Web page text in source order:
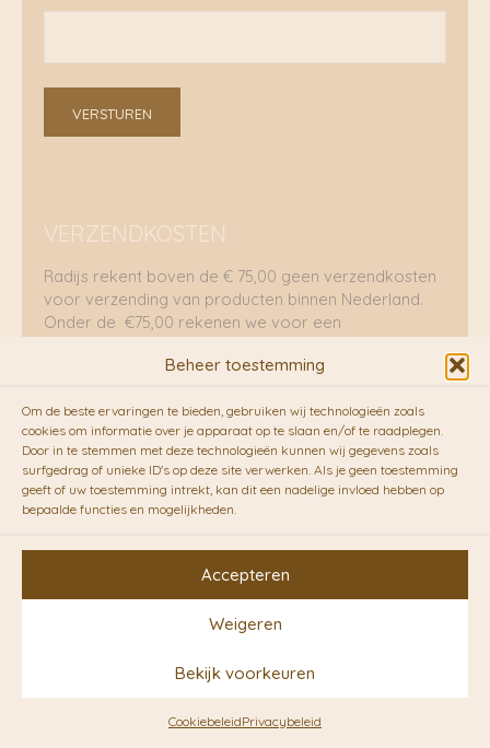
Beheer toestemming
Om de beste ervaringen te bieden, gebruiken wij technologieën zoals
cookies om informatie over je apparaat op te slaan en/of te raadplegen.
Door in te stemmen met deze technologieën kunnen wij gegevens zoals
surfgedrag of unieke ID's op deze site verwerken. Als je geen toestemming
geeft of uw toestemming intrekt, kan dit een nadelige invloed hebben op
bepaalde functies en mogelijkheden.
Accepteren
Weigeren
Bekijk voorkeuren
CookiebeleidPrivacybeleid
VERSTUREN
VERZENDKOSTEN
Radijs rekent boven de € 75,00 geen verzendkosten
voor verzending van producten binnen Nederland.
Onder de €75,00 rekenen we voor een
RADIJS werkt samen met de duurzame bezorgdienst
vanFietskoeriers.nl. Pakketten (mits voorradig) voor
10.00 uur besteld op een doordeweekse dag,
bezorgen zij soms nog op dezelfde dag in de
avonduren! Brievenbuspakjes de volgende dag. En
waar mogelijk ook echt op de fiets!!
Conceptstore | Designed by
Ontwerpunie